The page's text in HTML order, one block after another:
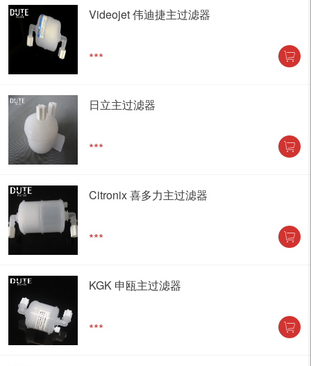
Videojet 伟迪捷主过滤器
***
日立主过滤器
***
Citronix 喜多力主过滤器
***
KGK 申瓯主过滤器
***